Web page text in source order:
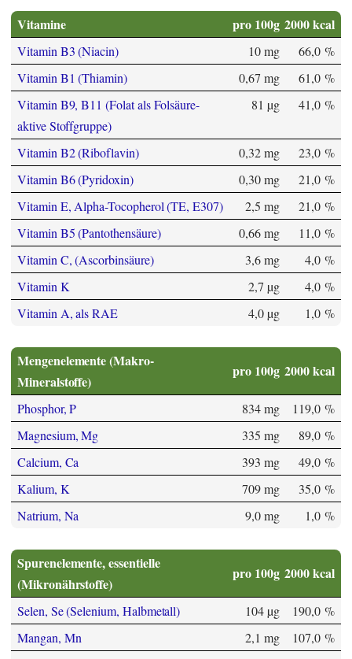
Vitamine pro 100g 2000 kcal
Vitamin B3 (Niacin) 10 mg
66,0 %
Vitamin B1 (Thiamin)
0,67 mg
61,0 %
Vitamin B9, B11 (Folat als Folsäure-
aktive Stoffgruppe)
81 µg 41,0 %
Vitamin B2 (Riboflavin) 0,32 mg
23,0 %
Vitamin B6 (Pyridoxin)
0,30 mg
21,0 %
Vitamin E, Alpha-Tocopherol (TE, E307)
2,5 mg
21,0 %
Vitamin B5 (Pantothensäure)
0,66 mg
11,0 %
Vitamin C, (Ascorbinsäure)
3,6 mg
4,0 %
Vitamin K
2,7 µg
4,0 %
Vitamin A, als RAE
4,0 µg 1,0 %
Mengenelemente (Makro-
Mineralstoffe)
pro 100g 2000 kcal
Phosphor, P 834 mg
119,0 %
Magnesium, Mg
335 mg
89,0 %
Calcium, Ca
393 mg
49,0 %
Kalium, K
709 mg
35,0 %
Natrium, Na
9,0 mg 1,0 %
Spurenelemente, essentielle
(Mikronährstoffe)
pro 100g 2000 kcal
Selen, Se (Selenium, Halbmetall) 104 µg
190,0 %
Mangan, Mn
2,1 mg
107,0 %